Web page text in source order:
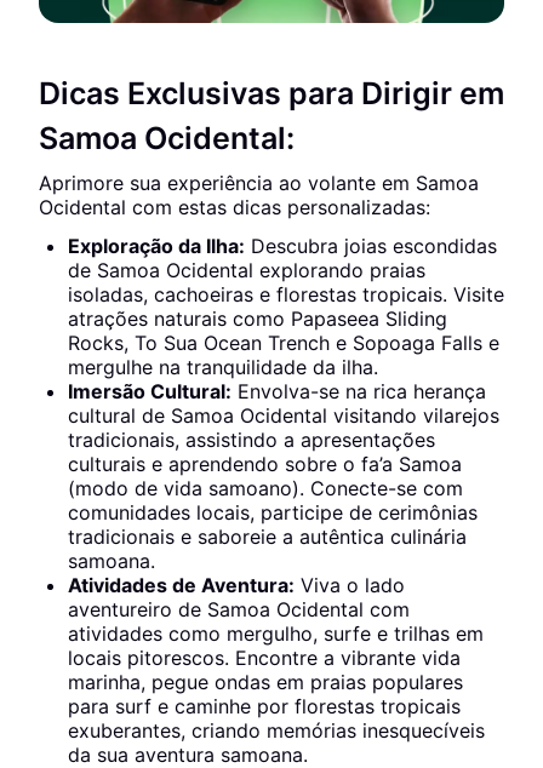
Dicas Exclusivas para Dirigir em
Samoa Ocidental:
Aprimore sua experiência ao volante em Samoa
Ocidental com estas dicas personalizadas:
Exploração da Ilha: Descubra joias escondidas
de Samoa Ocidental explorando praias
isoladas, cachoeiras e florestas tropicais. Visite
atrações naturais como Papaseea Sliding
Rocks, To Sua Ocean Trench e Sopoaga Falls e
mergulhe na tranquilidade da ilha.
Imersão Cultural: Envolva-se na rica herança
cultural de Samoa Ocidental visitando vilarejos
tradicionais, assistindo a apresentações
culturais e aprendendo sobre o fa’a Samoa
(modo de vida samoano). Conecte-se com
comunidades locais, participe de cerimônias
tradicionais e saboreie a autêntica culinária
samoana.
Atividades de Aventura: Viva o lado
aventureiro de Samoa Ocidental com
atividades como mergulho, surfe e trilhas em
locais pitorescos. Encontre a vibrante vida
marinha, pegue ondas em praias populares
para surf e caminhe por florestas tropicais
exuberantes, criando memórias inesquecíveis
da sua aventura samoana.